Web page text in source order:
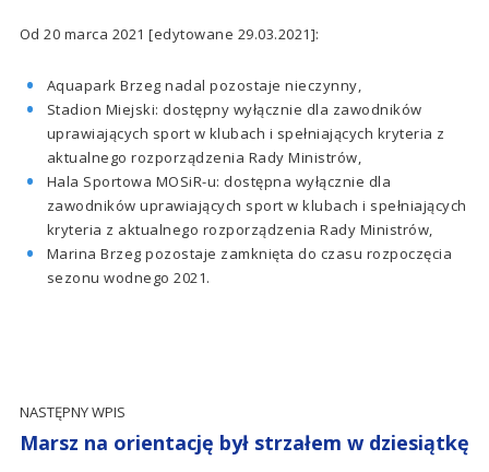
Od 20 marca 2021 [edytowane 29.03.2021]:
Aquapark Brzeg nadal pozostaje nieczynny,
Stadion Miejski: dostępny wyłącznie dla zawodników
uprawiających sport w klubach i spełniających kryteria z
aktualnego rozporządzenia Rady Ministrów,
Hala Sportowa MOSiR-u: dostępna wyłącznie dla
zawodników uprawiających sport w klubach i spełniających
kryteria z aktualnego rozporządzenia Rady Ministrów,
Marina Brzeg pozostaje zamknięta do czasu rozpoczęcia
sezonu wodnego 2021.
NASTĘPNY WPIS
Marsz na orientację był strzałem w dziesiątkę